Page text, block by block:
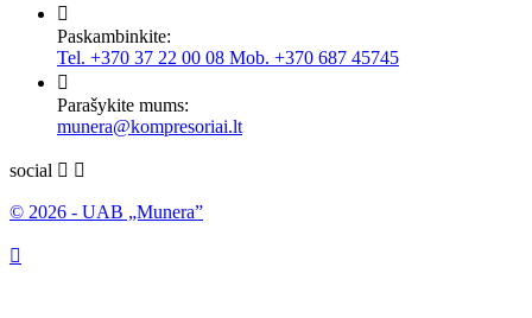

Paskambinkite:
Tel. +370 37 22 00 08 Mob. +370 687 45745

Parašykite mums:
munera@kompresoriai.lt
social  
© 2026 - UAB „Munera”
